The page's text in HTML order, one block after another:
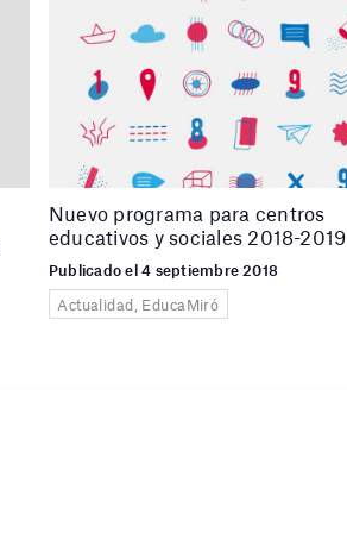
Nuevo programa para centros
educativos y sociales 2018-2019
Publicado el 4 septiembre 2018
Actualidad, EducaMiró